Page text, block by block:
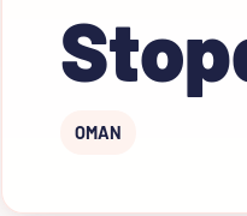
OMAN